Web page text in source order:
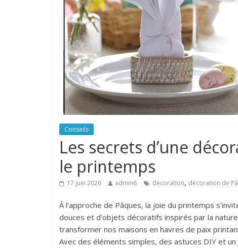
Conseils
Les secrets d’une
le printemps
17 juin 2026 admin6 décoration, décoration de
À l’approche de Pâques, la joie du printemps
douces et d’objets décoratifs inspirés par la
transformer nos maisons en havres de paix
Avec des éléments simples, des astuces DIY et